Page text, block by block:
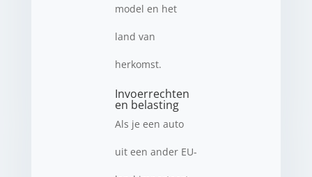
model en het
land van
herkomst.
Invoerrechten
en belasting
Als je een auto
uit een ander EU-